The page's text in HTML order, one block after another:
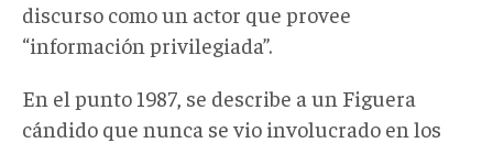
discurso como un actor que provee
“información privilegiada”.
En el punto 1987, se describe a un Figuera
cándido que nunca se vio involucrado en los